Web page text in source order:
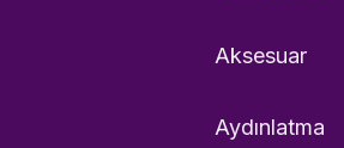
Aksesuar
Aydınlatma